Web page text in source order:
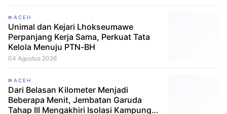
ACEH
Unimal dan Kejari Lhokseumawe
Perpanjang Kerja Sama, Perkuat Tata
Kelola Menuju PTN-BH
04 Agustus 2026
ACEH
Dari Belasan Kilometer Menjadi
Beberapa Menit, Jembatan Garuda
Tahap III Mengakhiri Isolasi Kampung